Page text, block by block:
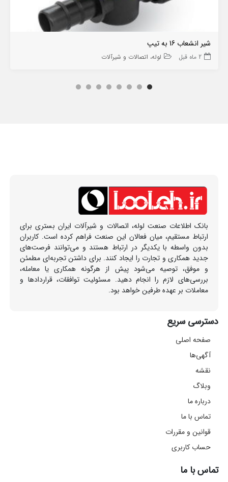
شیر انشعاب 16 به تیپ
2 ماه قبل لوله، اتصالات و شیرآلات
بانک اطلاعات صنعت لوله، اتصالات و شیرآلات ایران بستری برای
ارتباط مستقیم، میان فعالان این صنعت فراهم کرده است. کاربران
بدون واسطه با یکدیگر در ارتباط هستند و می‌توانند فرصت‌های
جدید همکاری و تجارت را ایجاد کنند. برای داشتن تجربه‌ای مطمئن
و موفق، توصیه می‌شود پیش از هرگونه همکاری یا معامله،
بررسی‌های لازم را انجام دهید. مسئولیت توافقات، قراردادها و
معاملات بر عهده طرفین خواهد بود.
دسترسی سریع
صفحه اصلی
آگهی‌ها
نقشه
وبلاگ
درباره ما
تماس با ما
قوانین و مقررات
حساب کاربری
تماس با ما